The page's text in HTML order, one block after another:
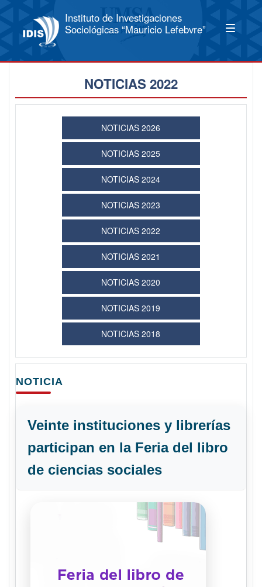
Instituto de Investigaciones
Sociológicas “Mauricio Lefebvre”
NOTICIAS 2022
NOTICIAS 2026
NOTICIAS 2025
NOTICIAS 2024
NOTICIAS 2023
NOTICIAS 2022
NOTICIAS 2021
NOTICIAS 2020
NOTICIAS 2019
NOTICIAS 2018
NOTICIA
Veinte instituciones y librerías
participan en la Feria del libro
de ciencias sociales